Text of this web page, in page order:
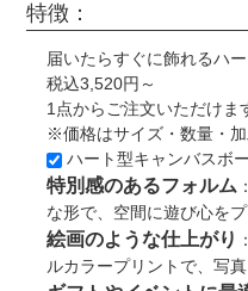
特徴：
届いたらすぐに飾れるハ
税込3,520円～
1点からご注文いただけま
※価格はサイズ・数量・加
ハート型キャンバスボ
特別感のあるフォルム
な形で、空間に遊び心をプ
絵画のような仕上がり
ルカラープリントで、写